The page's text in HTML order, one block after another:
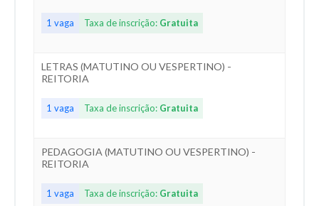
1 vaga Taxa de inscrição: Gratuita
LETRAS (MATUTINO OU VESPERTINO) -
REITORIA
1 vaga Taxa de inscrição: Gratuita
PEDAGOGIA (MATUTINO OU VESPERTINO) -
REITORIA
1 vaga Taxa de inscrição: Gratuita